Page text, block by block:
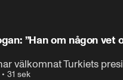
”Han om någon vet
välkomnat Turkiets
• 31 sek